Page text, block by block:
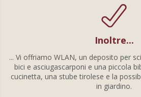
Inoltre...
... Vi offriamo WLAN, un deposito per
bici e asciugascarponi e una piccola
cucinetta, una stube tirolese e la
in giardino.